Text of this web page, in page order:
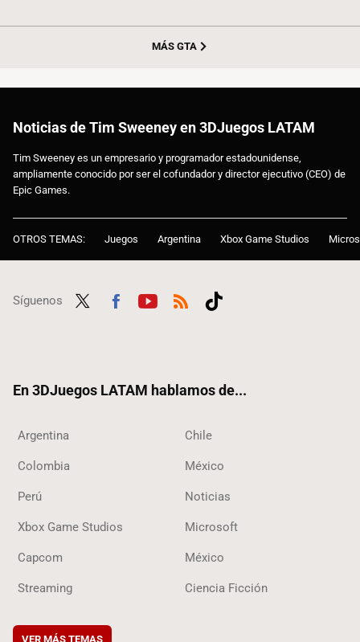
MÁS GTA
Noticias de Tim Sweeney en 3DJuegos LATAM
Tim Sweeney es un empresario y programador estadounidense,
ampliamente conocido por ser el cofundador y director ejecutivo (CEO) de
Epic Games.
OTROS TEMAS: Juegos Argentina Xbox Game Studios
Síguenos
En 3DJuegos LATAM hablamos de...
Argentina Chile
Colombia México
Perú Noticias
Xbox Game Studios Microsoft
Capcom México
Streaming Ciencia Ficción
VER MÁS TEMAS